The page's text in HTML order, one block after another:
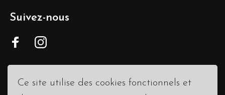
Ce site utilise des cookies fonctionnels et
Suivez-nous